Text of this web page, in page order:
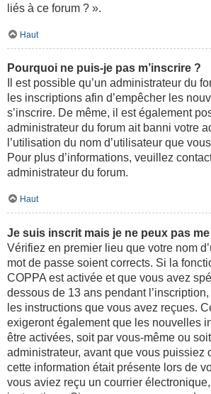
liés à ce forum ? ».
Haut
Pourquoi ne puis-je pas m’inscrire ?
Il est possible qu’un administrateur du
les inscriptions afin d’empêcher les
s’inscrire. De même, il est également
administrateur du forum ait banni votre
l’utilisation du nom d’utilisateur que
Pour plus d’informations, veuillez
administrateur du forum.
Haut
Je suis inscrit mais je ne peux pas
Vérifiez en premier lieu que votre nom
mot de passe soient corrects. Si la
COPPA est activée et que vous avez
dessous de 13 ans pendant
les instructions que vous avez reçues.
exigeront également que les nouvelles
être activées, soit par vous-même ou
administrateur, avant que vous puissiez
cette information était présente lors de
vous aviez reçu un courrier